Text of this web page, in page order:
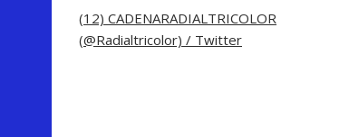
(12) CADENARADIALTRICOLOR
(@Radialtricolor) / Twitter